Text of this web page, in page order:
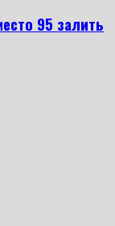
95 залить